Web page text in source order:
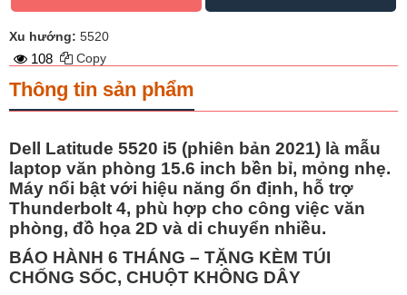
Xu hướng: 5520
108 Copy
Thông tin sản phẩm
Dell Latitude 5520 i5 (phiên bản 2021) là mẫu
laptop văn phòng 15.6 inch bền bỉ, mỏng nhẹ.
Máy nổi bật với hiệu năng ổn định, hỗ trợ
Thunderbolt 4, phù hợp cho công việc văn
phòng, đồ họa 2D và di chuyển nhiều.
BÁO HÀNH 6 THÁNG – TẶNG KÈM TÚI
CHỐNG SỐC, CHUỘT KHÔNG DÂY